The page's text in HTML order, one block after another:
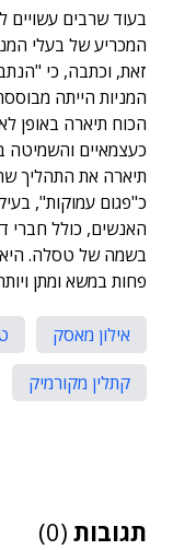
בעוד שרבים עשויים
המכריע של בעלי
זאת, וכתבה, כי
המניות הייתה
הכוח תיארה באופן
כעצמאיים והשמיטה
תיארה את התהליך
כ"פגום עמוקות",
האנשים, כולל חברי
בשמה של טסלה. היא
פחות במשא ומתן
אילון מאסק
קתלין מקורמיק
תגובות (0)